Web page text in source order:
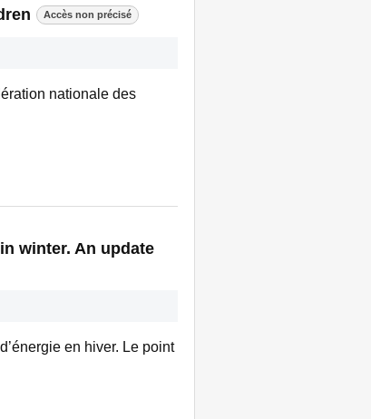
Accès non précisé
nationale des
winter. An update
en hiver. Le point